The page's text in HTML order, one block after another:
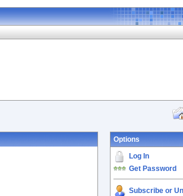
Options
Log In
Get Password
Subscribe or